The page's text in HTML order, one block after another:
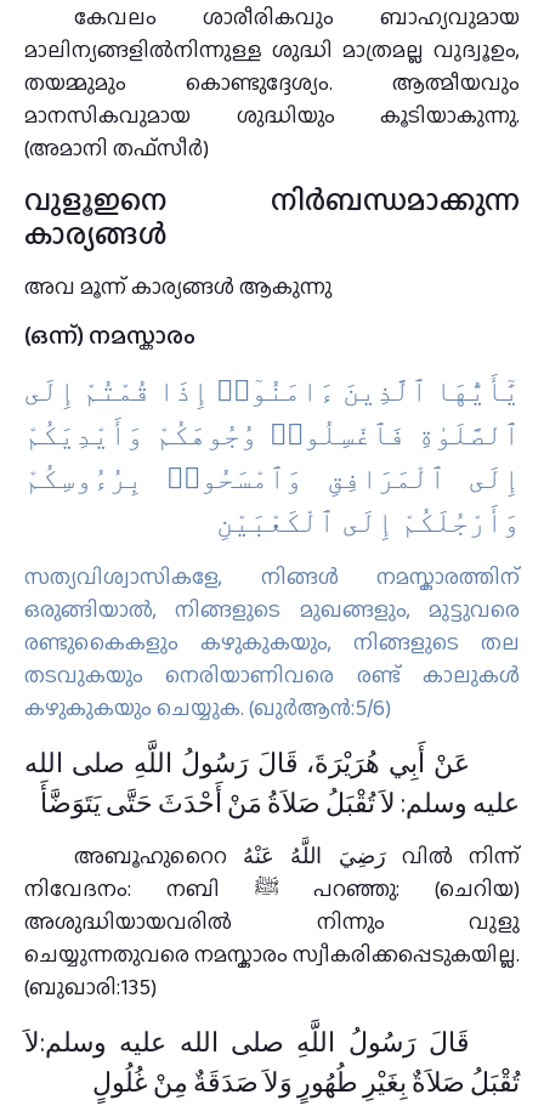
കേവലം ശാരീരികവും ബാഹ്യവുമായ
മാലിന്യങ്ങളില്‍നിന്നുള്ള ശുദ്ധി മാത്രമല്ല വുദ്വൂഉം,
തയമ്മുമും കൊണ്ടുദ്ദേശ്യം. ആത്മീയവും
മാനസികവുമായ ശുദ്ധിയും കൂടിയാകുന്നു.
(അമാനി തഫ്സീര്‍)
വുളൂഇനെ നിർബന്ധമാക്കുന്ന
കാര്യങ്ങൾ
അവ മൂന്ന് കാര്യങ്ങൾ ആകുന്നു
(ഒന്ന്) നമസ്കാരം
يَٰٓأَيُّهَا ٱلَّذِينَ ءَامَنُوٓا۟ إِذَا قُمْتُمْ إِلَى
ٱلصَّلَوٰةِ فَٱغْسِلُوا۟ وُجُوهَكُمْ وَأَيْدِيَكُمْ
إِلَى ٱلْمَرَافِقِ وَٱمْسَحُوا۟ بِرُءُوسِكُمْ
وَأَرْجُلَكُمْ إِلَى ٱلْكَعْبَيْنِ
സത്യവിശ്വാസികളേ, നിങ്ങള്‍ നമസ്കാരത്തിന്
ഒരുങ്ങിയാല്‍, നിങ്ങളുടെ മുഖങ്ങളും, മുട്ടുവരെ
രണ്ടുകൈകളും കഴുകുകയും, നിങ്ങളുടെ തല
തടവുകയും നെരിയാണിവരെ രണ്ട് കാലുകള്‍
കഴുകുകയും ചെയ്യുക. (ഖുർആൻ:5/6)
عَنْ أَبِي هُرَيْرَةَ، قَالَ رَسُولُ اللَّهِ صلى الله
عليه وسلم: لاَ تُقْبَلُ صَلاَةُ مَنْ أَحْدَثَ حَتَّى يَتَوَضَّأَ
അബൂഹുറൈറ رَضِيَ اللَّهُ عَنْهُ വിൽ നിന്ന്
നിവേദനം: നബി ﷺ പറഞ്ഞു: (ചെറിയ)
അശുദ്ധിയായവരില്‍ നിന്നും വുളു
ചെയ്യുന്നതുവരെ നമസ്കാരം സ്വീകരിക്കപ്പെടുകയില്ല.
(ബുഖാരി:135)
قَالَ رَسُولُ اللَّهِ صلى الله عليه وسلم:لاَ
تُقْبَلُ صَلاَةٌ بِغَيْرِ طُهُورٍ وَلاَ صَدَقَةٌ مِنْ غُلُولٍ